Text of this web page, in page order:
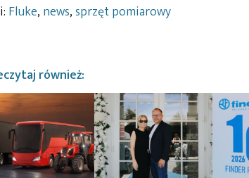
Fluke, news,sprzęt pomiarowy
również: